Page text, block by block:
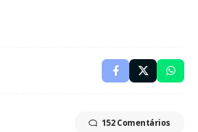
152 Comentários